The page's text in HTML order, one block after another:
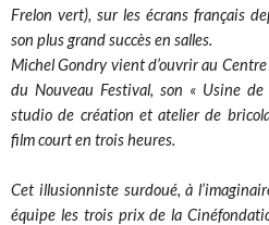
Frelon vert), sur les écrans français
son plus grand succès en salles.
Michel Gondry vient d’ouvrir au
du Nouveau Festival, son « Usine
studio de création et atelier de
film court en trois heures.
Cet illusionniste surdoué, à
équipe les trois prix de la